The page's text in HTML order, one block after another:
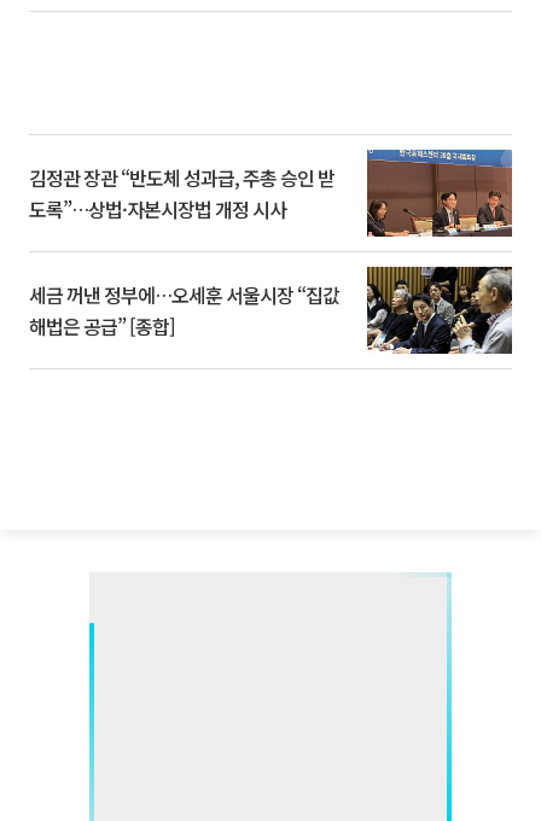
김정관 장관 “반도체 성과급, 주총 승인 받
도록”…상법·자본시장법 개정 시사
세금 꺼낸 정부에…오세훈 서울시장 “집값
해법은 공급” [종합]